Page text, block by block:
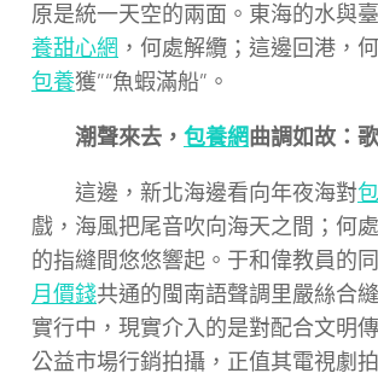
原是統一天空的兩面。東海的水與
養甜心網 ，何處解纜；這邊回港，
包養獲”“魚蝦滿船”。
潮聲來去， 包養網曲調如故：
這邊，新北海邊看向年夜海對
戲，海風把尾音吹向海天之間；何
的指縫間悠悠響起。于和偉教員的
月價錢共通的閩南語聲調里嚴絲合
實行中，現實介入的是對配合文明
公益市場行銷拍攝，正值其電視劇